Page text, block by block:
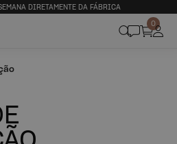
DIRETAMENTE DA FÁBRICA
0